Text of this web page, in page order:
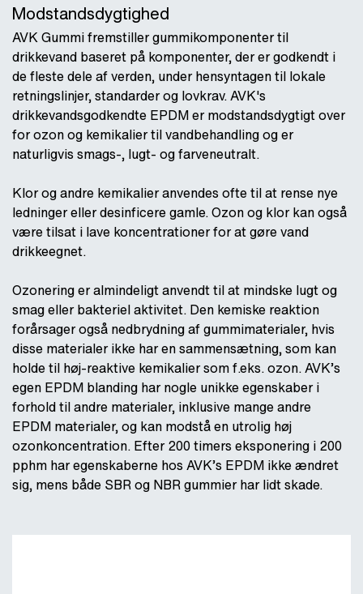
Modstandsdygtighed
AVK Gummi fremstiller gummikomponenter til
drikkevand baseret på komponenter, der er godkendt i
de fleste dele af verden, under hensyntagen til lokale
retningslinjer, standarder og lovkrav. AVK's
drikkevandsgodkendte EPDM er modstandsdygtigt over
for ozon og kemikalier til vandbehandling og er
naturligvis smags-, lugt- og farveneutralt.
Klor og andre kemikalier anvendes ofte til at rense nye
ledninger eller desinficere gamle. Ozon og klor kan også
være tilsat i lave koncentrationer for at gøre vand
drikkeegnet.
Ozonering er almindeligt anvendt til at mindske lugt og
smag eller bakteriel aktivitet. Den kemiske reaktion
forårsager også nedbrydning af gummimaterialer, hvis
disse materialer ikke har en sammensætning, som kan
holde til høj-reaktive kemikalier som f.eks. ozon. AVK’s
egen EPDM blanding har nogle unikke egenskaber i
forhold til andre materialer, inklusive mange andre
EPDM materialer, og kan modstå en utrolig høj
ozonkoncentration. Efter 200 timers eksponering i 200
pphm har egenskaberne hos AVK’s EPDM ikke ændret
sig, mens både SBR og NBR gummier har lidt skade.